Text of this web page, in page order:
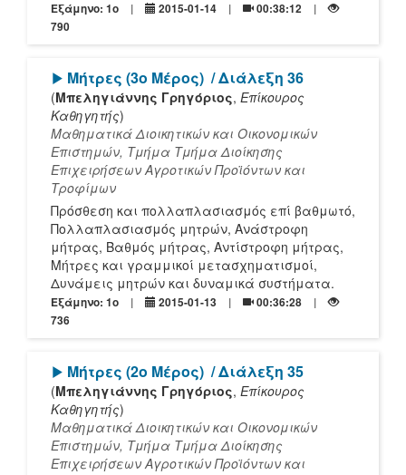
Εξάμηνο: 1o 2015-01-14
00:38:12
790
[Play]
Μήτρες (3ο Μέρος) / Διάλεξη 36
(Μπεληγιάννης Γρηγόριος, Επίκουρος
Καθηγητής)
Μαθηματικά Διοικητικών και Οικονομικών
Επιστημών, Τμήμα Τμήμα Διοίκησης
Επιχειρήσεων Αγροτικών Προϊόντων και
Τροφίμων
Πρόσθεση και πολλαπλασιασμός επί βαθμωτό,
Πολλαπλασιασμός μητρών, Ανάστροφη
μήτρας, Βαθμός μήτρας, Αντίστροφη μήτρας,
Μήτρες και γραμμικοί μετασχηματισμοί,
Δυνάμεις μητρών και δυναμικά συστήματα.
Εξάμηνο: 1o 2015-01-13
00:36:28
736
[Play]
Μήτρες (2ο Μέρος) / Διάλεξη 35
(Μπεληγιάννης Γρηγόριος, Επίκουρος
Καθηγητής)
Μαθηματικά Διοικητικών και Οικονομικών
Επιστημών, Τμήμα Τμήμα Διοίκησης
Επιχειρήσεων Αγροτικών Προϊόντων και